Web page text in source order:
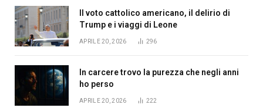
Il voto cattolico americano, il delirio di
Trump e i viaggi di Leone
APRILE 20, 2026 296
In carcere trovo la purezza che negli anni
ho perso
APRILE 20, 2026 222